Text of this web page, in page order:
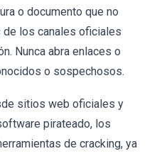
o documento que no
los canales oficiales
Nunca abra enlaces o
o sospechosos.
sitios web oficiales y
pirateado, los
de cracking, ya